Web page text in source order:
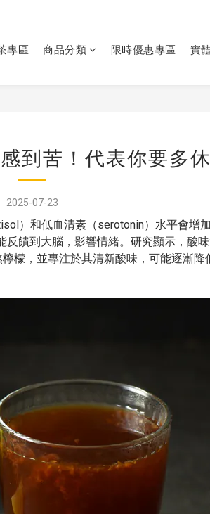
專區 商品分類 限時優惠專區 實
到苦！代表你要多
2025-07-23
）和低血清素（serotonin）水平會增
饋到大腦，影響情緒。研究顯示，酸
檬，並專注於其清新酸味，可能逐漸